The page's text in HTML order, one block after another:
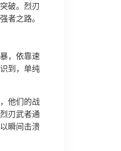
破。烈刃
者之路。
，依靠速
到，单纯
他们的战
刃武者通
瞬间击溃